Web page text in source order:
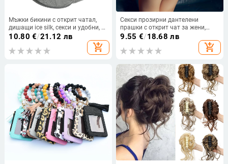
Мъжки бикини с открит чатал,
дишащи ice silk, секси и удобни, с
отделен джоб
10.80 €/21.12 лв
add_shopping_cart
Секси прозирни дантелени
прашки с открит чат за жени,
голям размер
9.55 €/18.68 лв
add_shopping_cart